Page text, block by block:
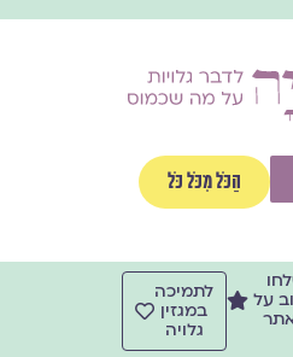
הַכֹּל מִכֹּל כֹּל
על
לתמיכה
במגזין
גלויה